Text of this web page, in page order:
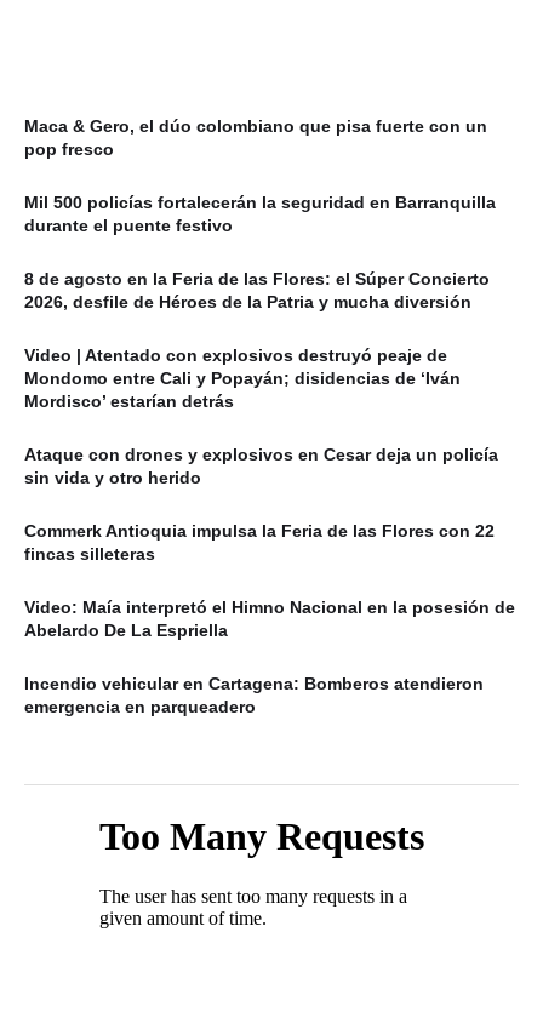
Maca & Gero, el dúo colombiano que pisa fuerte con un
pop fresco
Mil 500 policías fortalecerán la seguridad en Barranquilla
durante el puente festivo
8 de agosto en la Feria de las Flores: el Súper Concierto
2026, desfile de Héroes de la Patria y mucha diversión
Video | Atentado con explosivos destruyó peaje de
Mondomo entre Cali y Popayán; disidencias de ‘Iván
Mordisco’ estarían detrás
Ataque con drones y explosivos en Cesar deja un policía
sin vida y otro herido
Commerk Antioquia impulsa la Feria de las Flores con 22
fincas silleteras
Video: Maía interpretó el Himno Nacional en la posesión de
Abelardo De La Espriella
Incendio vehicular en Cartagena: Bomberos atendieron
emergencia en parqueadero